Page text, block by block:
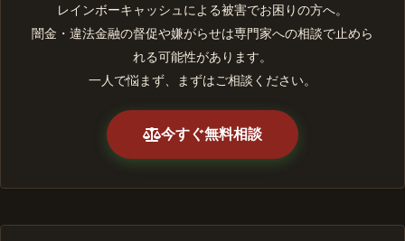
レインボーキャッシュによる被害でお困りの方へ。
闇金・違法金融の督促や嫌がらせは専門家への相談で止めら
れる可能性があります。
一人で悩まず、まずはご相談ください。
今すぐ無料相談